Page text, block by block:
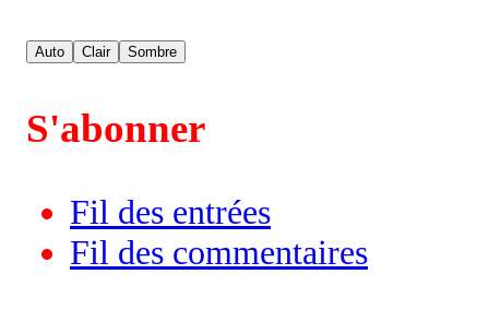
Auto Clair Sombre
S'abonner
Fil des entrées
Fil des commentaires